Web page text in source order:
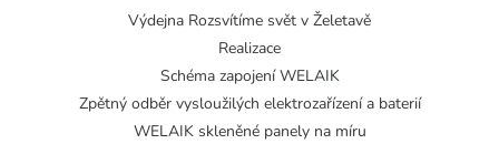
Výdejna Rozsvítíme svět v Želetavě
Realizace
Schéma zapojení WELAIK
Zpětný odběr vysloužilých elektrozařízení a baterií
WELAIK skleněné panely na míru